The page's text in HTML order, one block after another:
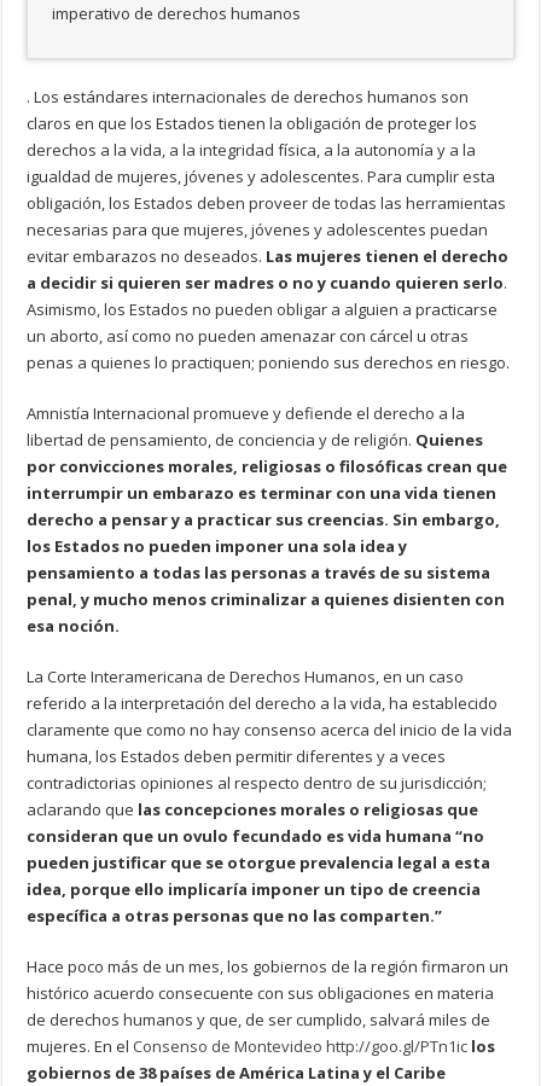
imperativo de derechos humanos
. Los estándares internacionales de derechos humanos son
claros en que los Estados tienen la obligación de proteger los
derechos a la vida, a la integridad física, a la autonomía y a la
igualdad de mujeres, jóvenes y adolescentes. Para cumplir esta
obligación, los Estados deben proveer de todas las herramientas
necesarias para que mujeres, jóvenes y adolescentes puedan
evitar embarazos no deseados. Las mujeres tienen el derecho
a decidir si quieren ser madres o no y cuando quieren serlo.
Asimismo, los Estados no pueden obligar a alguien a practicarse
un aborto, así como no pueden amenazar con cárcel u otras
penas a quienes lo practiquen; poniendo sus derechos en riesgo.
Amnistía Internacional promueve y defiende el derecho a la
libertad de pensamiento, de conciencia y de religión. Quienes
por convicciones morales, religiosas o filosóficas crean que
interrumpir un embarazo es terminar con una vida tienen
derecho a pensar y a practicar sus creencias. Sin embargo,
los Estados no pueden imponer una sola idea y
pensamiento a todas las personas a través de su sistema
penal, y mucho menos criminalizar a quienes disienten con
esa noción.
La Corte Interamericana de Derechos Humanos, en un caso
referido a la interpretación del derecho a la vida, ha establecido
claramente que como no hay consenso acerca del inicio de la vida
humana, los Estados deben permitir diferentes y a veces
contradictorias opiniones al respecto dentro de su jurisdicción;
aclarando que las concepciones morales o religiosas que
consideran que un ovulo fecundado es vida humana “no
pueden justificar que se otorgue prevalencia legal a esta
idea, porque ello implicaría imponer un tipo de creencia
específica a otras personas que no las comparten.”
Hace poco más de un mes, los gobiernos de la región firmaron un
histórico acuerdo consecuente con sus obligaciones en materia
de derechos humanos y que, de ser cumplido, salvará miles de
mujeres. En el Consenso de Montevideo http://goo.gl/PTn1ic los
gobiernos de 38 países de América Latina y el Caribe